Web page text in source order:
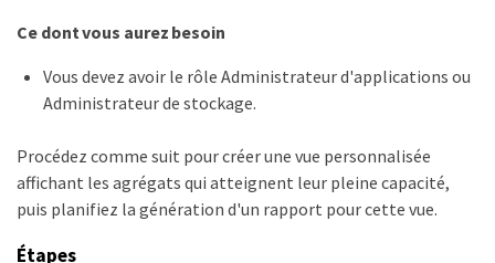
Ce dont vous aurez besoin
Vous devez avoir le rôle Administrateur d'applications ou
Administrateur de stockage.
Procédez comme suit pour créer une vue personnalisée
affichant les agrégats qui atteignent leur pleine capacité,
puis planifiez la génération d'un rapport pour cette vue.
Étapes